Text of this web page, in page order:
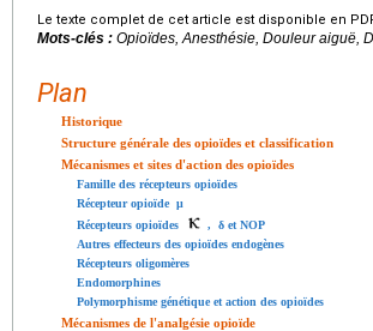
Le texte complet de cet article est disponible en
Mots-clés : Opioïdes, Anesthésie, Douleur aiguë,
Plan
Historique
Structure générale des opioïdes et classification
Mécanismes et sites d'action des opioïdes
Famille des récepteurs opioïdes
Récepteur opioïde μ
Récepteurs opioïdes
, δ et NOP
Autres effecteurs des opioïdes endogènes
Récepteurs oligomères
Endomorphines
Polymorphisme génétique et action des opioïdes
Mécanismes de l'analgésie opioïde